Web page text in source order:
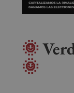
🌞
🌞